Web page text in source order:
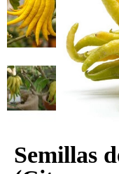
Semillas